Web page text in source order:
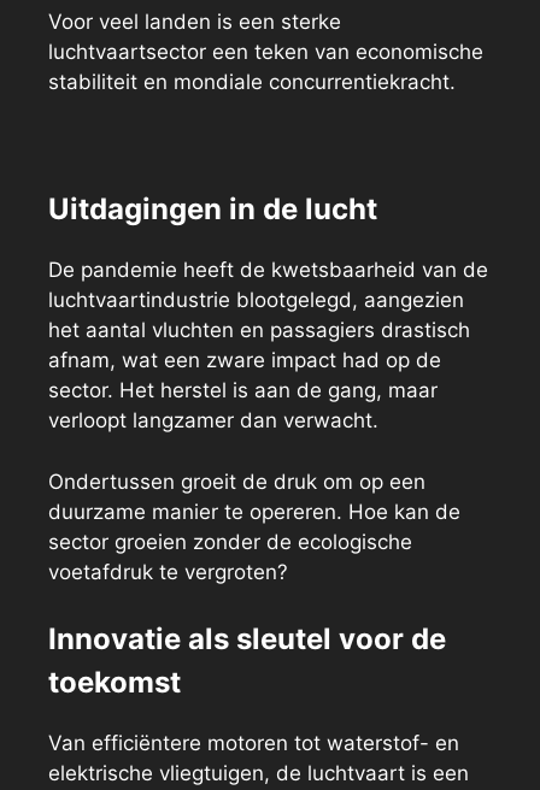
Voor veel landen is een sterke
luchtvaartsector een teken van economische
stabiliteit en mondiale concurrentiekracht.
Uitdagingen in de lucht
De pandemie heeft de kwetsbaarheid van de
luchtvaartindustrie blootgelegd, aangezien
het aantal vluchten en passagiers drastisch
afnam, wat een zware impact had op de
sector. Het herstel is aan de gang, maar
verloopt langzamer dan verwacht.
Ondertussen groeit de druk om op een
duurzame manier te opereren. Hoe kan de
sector groeien zonder de ecologische
voetafdruk te vergroten?
Innovatie als sleutel voor de
toekomst
Van efficiëntere motoren tot waterstof- en
elektrische vliegtuigen, de luchtvaart is een